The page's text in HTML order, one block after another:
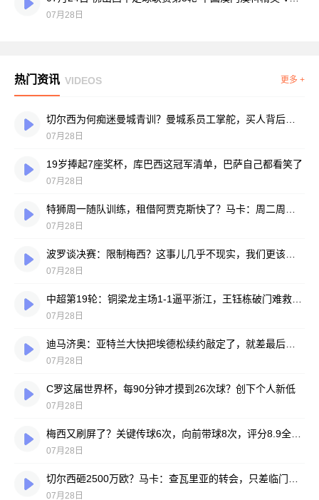
07月28日
热门资讯 VIDEOS 更多 +
07月28日
19岁捧起7座奖杯，库巴西这冠军清单，巴萨自己都看笑了
07月28日
07月28日
07月28日
07月28日
07月28日
C罗这届世界杯，每90分钟才摸到26次球？创下个人新低
07月28日
07月28日
07月28日